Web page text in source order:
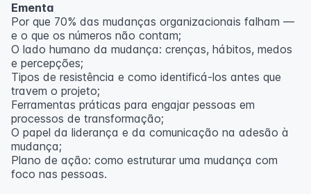
inscritos serão avisados ​​antecipadamente.
O IPETEC reserva-se o direito de não realizar o curso
caso não atinja o número mínimo de 20 inscritos.
Professor(a):
Ementa
Por que 70% das mudanças organizacionais falham —
e o que os números não contam;
O lado humano da mudança: crenças, hábitos, medos
e percepções;
Tipos de resistência e como identificá-los antes que
travem o projeto;
Ferramentas práticas para engajar pessoas em
processos de transformação;
O papel da liderança e da comunicação na adesão à
mudança;
Plano de ação: como estruturar uma mudança com
foco nas pessoas.